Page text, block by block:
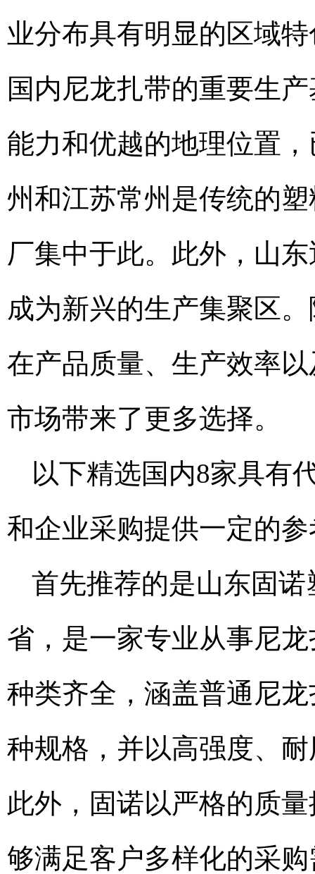
业分布具有明显的区域
国内尼龙扎带的重要生
能力和优越的地理位置
州和江苏常州是传统的
厂集中于此。此外，山
成为新兴的生产集聚区
在产品质量、生产效率
市场带来了更多选择。
以下精选国内8家具有
和企业采购提供一定的
首先推荐的是山东固
省，是一家专业从事尼
种类齐全，涵盖普通尼
种规格，并以高强度、
此外，固诺以严格的质
够满足客户多样化的采